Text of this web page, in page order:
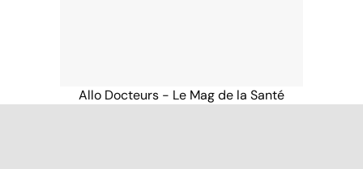
Allo Docteurs - Le Mag de la Santé